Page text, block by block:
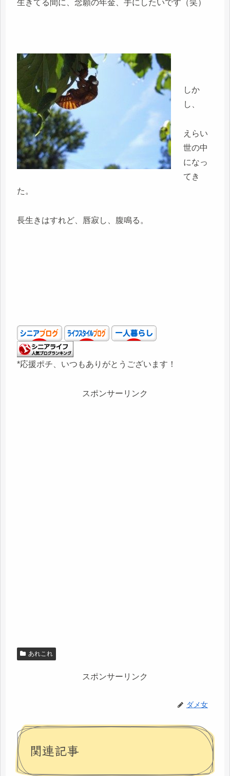
生きてる間に、念願の年金、手にしたいです（笑）
しか
し、
えらい
世の中
になっ
てき
た。
長生きはすれど、唇寂し、腹鳴る。
*応援ポチ、いつもありがとうございます！
スポンサーリンク
あれこれ
スポンサーリンク
ダメ女
関連記事